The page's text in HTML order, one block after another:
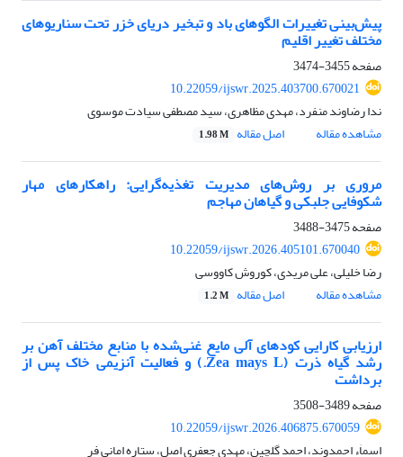
پیش‌بینی تغییرات الگوهای باد و تبخیر دریای خزر تحت سناریوهای
مختلف تغییر اقلیم
صفحه3455-3474
10.22059/ijswr.2025.403700.670021
ندا رضاوند منفرد، مهدی مظاهری، سید مصطفی سیادت موسوی
مشاهده مقاله
اصل مقاله 1.98 M
مروری بر روش‌های مدیریت تغذیه‌گرایی: راهکارهای مهار
شکوفایی جلبکی و گیاهان مهاجم
صفحه3475-3488
10.22059/ijswr.2026.405101.670040
رضا خلیلی، علی مریدی، کوروش کاووسی
مشاهده مقاله
اصل مقاله 1.2 M
ارزیابی کارایی کودهای آلی مایع غنی‌شده با منابع مختلف آهن بر
رشد گیاه ذرت (Zea mays L.) و فعالیت آنزیمی خاک پس از
برداشت
صفحه3489-3508
10.22059/ijswr.2026.406875.670059
اسما‌‌ٰ‌‌ء احمدوند، احمد گلچین، مهدی جعفری اصل، ستاره امانی فر